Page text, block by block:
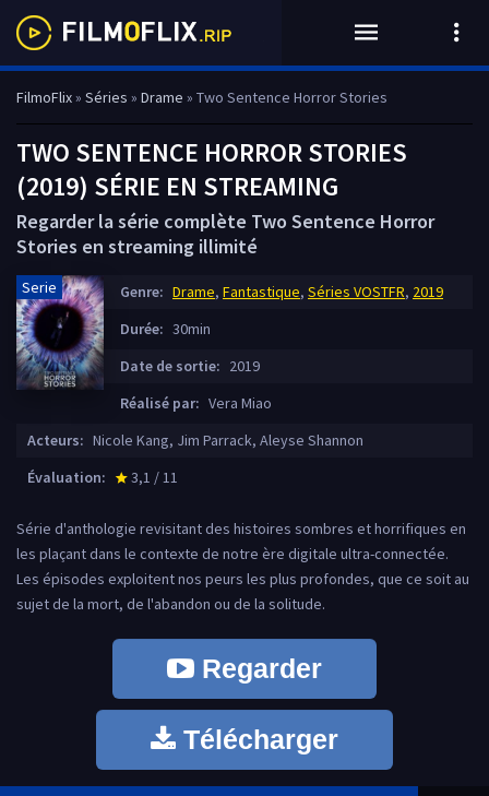
FilmoFlix» Séries » Drame » Two Sentence Horror Stories
TWO SENTENCE HORROR STORIES
(2019) SÉRIE EN STREAMING
Regarder la série complète Two Sentence Horror
Stories en streaming illimité
Serie Genre: Drame, Fantastique, Séries VOSTFR, 2019
Durée: 30min
Date de sortie: 2019
Réalisé par: Vera Miao
Acteurs: Nicole Kang, Jim Parrack, Aleyse Shannon
Évaluation:
star_rate
3,1 / 11
Série d'anthologie revisitant des histoires sombres et horrifiques en
les plaçant dans le contexte de notre ère digitale ultra-connectée.
Les épisodes exploitent nos peurs les plus profondes, que ce soit au
sujet de la mort, de l'abandon ou de la solitude.
Regarder
Télécharger